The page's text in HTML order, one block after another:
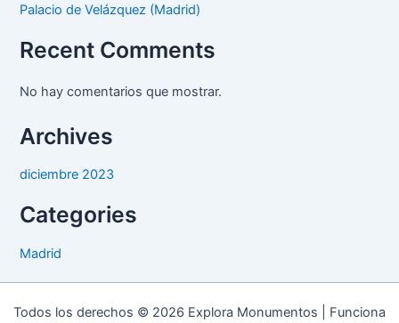
Palacio de Velázquez (Madrid)
Recent Comments
No hay comentarios que mostrar.
Archives
diciembre 2023
Categories
Madrid
Todos los derechos © 2026 Explora Monumentos | Funciona